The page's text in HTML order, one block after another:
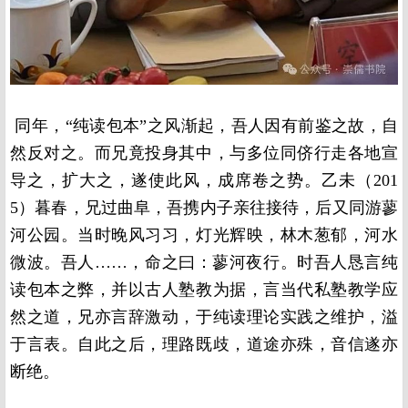
同年，“纯读包本”之风渐起，吾人因有前鉴之故，自
然反对之。而兄竟投身其中，与多位同侪行走各地宣
导之，扩大之，遂使此风，成席卷之势。乙未（201
5）暮春，兄过曲阜，吾携内子亲往接待，后又同游蓼
河公园。当时晚风习习，灯光辉映，林木葱郁，河水
微波。吾人……，命之曰：蓼河夜行。时吾人恳言纯
读包本之弊，并以古人塾教为据，言当代私塾教学应
然之道，兄亦言辞激动，于纯读理论实践之维护，溢
于言表。自此之后，理路既歧，道途亦殊，音信遂亦
断绝。